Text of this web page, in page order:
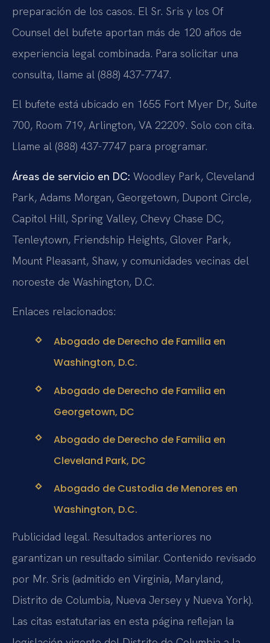
preparación de los casos. El Sr. Sris y los Of
Counsel del bufete aportan más de 120 años de
experiencia legal combinada. Para solicitar una
consulta, llame al (888) 437-7747.
El bufete está ubicado en 1655 Fort Myer Dr, Suite
700, Room 719, Arlington, VA 22209. Solo con cita.
Llame al (888) 437-7747 para programar.
Áreas de servicio en DC: Woodley Park, Cleveland
Park, Adams Morgan, Georgetown, Dupont Circle,
Capitol Hill, Spring Valley, Chevy Chase DC,
Tenleytown, Friendship Heights, Glover Park,
Mount Pleasant, Shaw, y comunidades vecinas del
noroeste de Washington, D.C.
Enlaces relacionados:
Abogado de Derecho de Familia en
Washington, D.C.
Abogado de Derecho de Familia en
Georgetown, DC
Abogado de Derecho de Familia en
Cleveland Park, DC
Abogado de Custodia de Menores en
Washington, D.C.
Publicidad legal. Resultados anteriores no
garantizan un resultado similar. Contenido revisado
por Mr. Sris (admitido en Virginia, Maryland,
Distrito de Columbia, Nueva Jersey y Nueva York).
Las citas estatutarias en esta página reflejan la